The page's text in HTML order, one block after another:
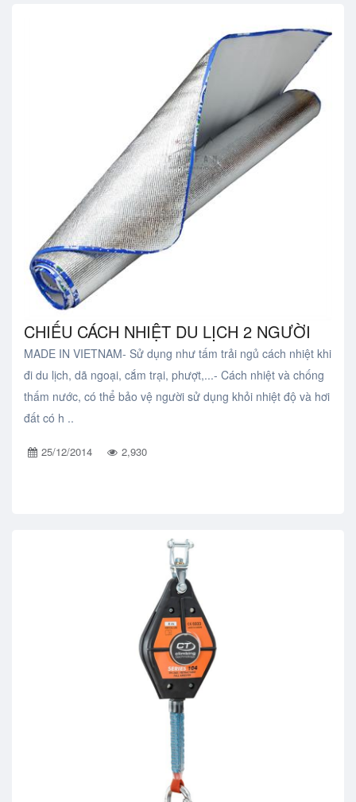
CHIẾU CÁCH NHIỆT DU LỊCH 2 NGƯỜI
MADE IN VIETNAM- Sử dụng như tấm trải ngủ cách nhiệt khi
đi du lịch, dã ngoại, cắm trại, phượt,...- Cách nhiệt và chống
thấm nước, có thể bảo vệ người sử dụng khỏi nhiệt độ và hơi
đất có h ..
25/12/2014 2,930